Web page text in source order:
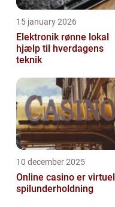
15 january 2026
Elektronik rønne lokal
hjælp til hverdagens
teknik
10 december 2025
Online casino er virtuel
spilunderholdning